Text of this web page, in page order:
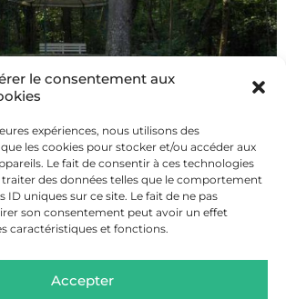
le consentement aux
expériences, nous utilisons des
les cookies pour stocker et/ou accéder aux
Le fait de consentir à ces technologies
des données telles que le comportement
ID uniques sur ce site. Le fait de ne pas
son consentement peut avoir un effet
caractéristiques et fonctions.
Accepter